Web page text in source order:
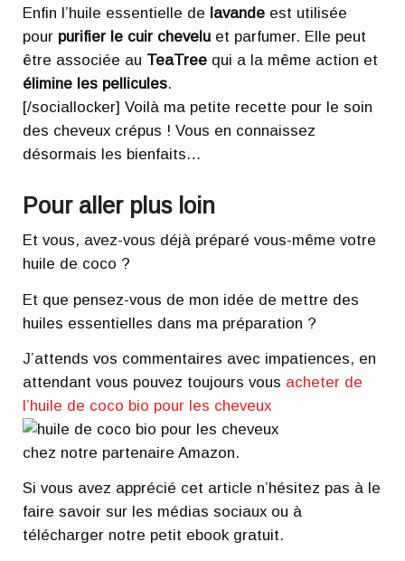
Enfin l’huile essentielle de lavande est utilisée
pour purifier le cuir chevelu et parfumer. Elle peut
être associée au TeaTree qui a la même action et
élimine les pellicules.
[/sociallocker] Voilà ma petite recette pour le soin
des cheveux crépus ! Vous en connaissez
désormais les bienfaits…
Pour aller plus loin
Et vous, avez-vous déjà préparé vous-même votre
huile de coco ?
Et que pensez-vous de mon idée de mettre des
huiles essentielles dans ma préparation ?
J’attends vos commentaires avec impatiences, en
attendant vous pouvez toujours vous acheter de
l’huile de coco bio pour les cheveux
chez notre partenaire Amazon.
Si vous avez apprécié cet article n’hésitez pas à le
faire savoir sur les médias sociaux ou à
télécharger notre petit ebook gratuit.